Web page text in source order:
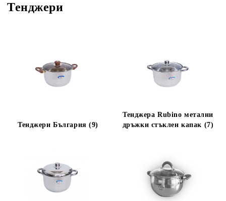
Тенджери
Тенджери България (9)
Тенджера Rubino метални
дръжки стъклен капак (7)